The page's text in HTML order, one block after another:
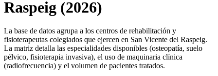
Raspeig (2026)
La base de datos agrupa a los centros de rehabilitación y
fisioterapeutas colegiados que ejercen en San Vicente del Raspeig.
La matriz detalla las especialidades disponibles (osteopatía, suelo
pélvico, fisioterapia invasiva), el uso de maquinaria clínica
(radiofrecuencia) y el volumen de pacientes tratados.